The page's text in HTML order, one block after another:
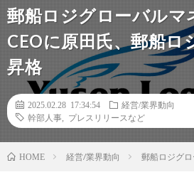
郵船ロジグローバルマ
CEOに原田氏、郵船ロ
昇格
2025.02.28 17:34:54
経営/業界動向
幹部人事
プレスリリースなど
HOME 経営/業界動向 郵船ロジグ